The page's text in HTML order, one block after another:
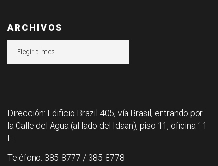
ARCHIVOS
Dirección: Edificio Brazil 405, vía Brasil, entrando por
la Calle del Agua (al lado del Idaan), piso 11, oficina 11
F.
Teléfono: 385-8777 / 385-8778